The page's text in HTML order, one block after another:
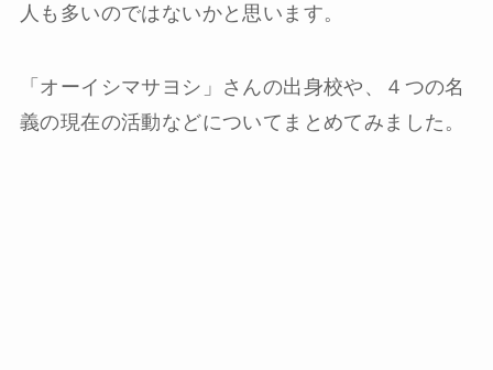
人も多いのではないかと思います。
「オーイシマサヨシ」さんの出身校や、４つの名
義の現在の活動などについてまとめてみました。